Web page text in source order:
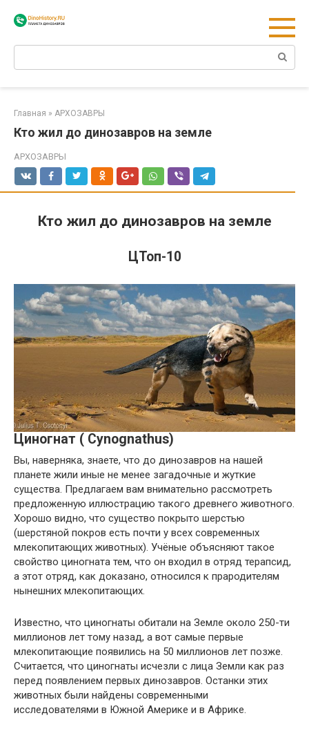
Главная » АРХОЗАВРЫ
Кто жил до динозавров на земле
АРХОЗАВРЫ
Кто жил до динозавров на земле
ЦТоп-10
Циногнат ( Cynognathus)
Вы, наверняка, знаете, что до динозавров на нашей
планете жили иные не менее загадочные и жуткие
существа. Предлагаем вам внимательно рассмотреть
предложенную иллюстрацию такого древнего животного.
Хорошо видно, что существо покрыто шерстью
(шерстяной покров есть почти у всех современных
млекопитающих животных). Учёные объясняют такое
свойство циногната тем, что он входил в отряд терапсид,
а этот отряд, как доказано, относился к прародителям
нынешних млекопитающих.
Известно, что циногнаты обитали на Земле около 250-ти
миллионов лет тому назад, а вот самые первые
млекопитающие появились на 50 миллионов лет позже.
Считается, что циногнаты исчезли с лица Земли как раз
перед появлением первых динозавров. Останки этих
животных были найдены современными
исследователями в Южной Америке и в Африке.